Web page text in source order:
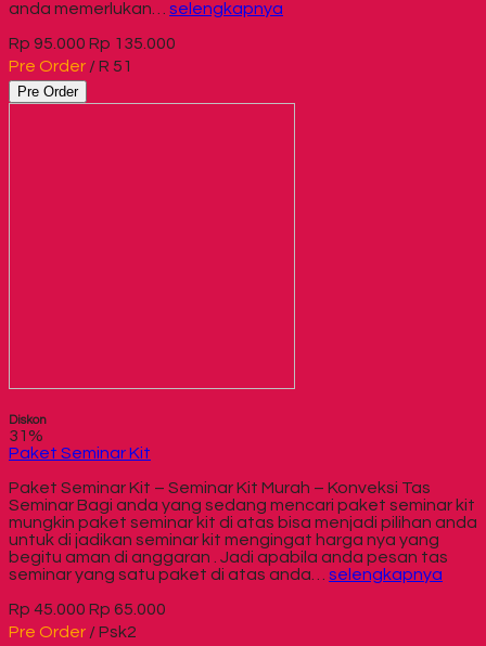
anda memerlukan… selengkapnya
Rp 95.000 Rp 135.000
Pre Order / R 51
Pre Order
Diskon
31%
Paket Seminar Kit
Paket Seminar Kit – Seminar Kit Murah – Konveksi Tas
Seminar Bagi anda yang sedang mencari paket seminar kit
mungkin paket seminar kit di atas bisa menjadi pilihan anda
untuk di jadikan seminar kit mengingat harga nya yang
begitu aman di anggaran . Jadi apabila anda pesan tas
seminar yang satu paket di atas anda… selengkapnya
Rp 45.000 Rp 65.000
Pre Order / Psk2